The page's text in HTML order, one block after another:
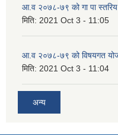
आ.व २०७८-७९ को गा पा
मिति: 2021 Oct 3 - 11:05
आ.व २०७८-७९ को विषयगत
मिति: 2021 Oct 3 - 11:04
अन्य